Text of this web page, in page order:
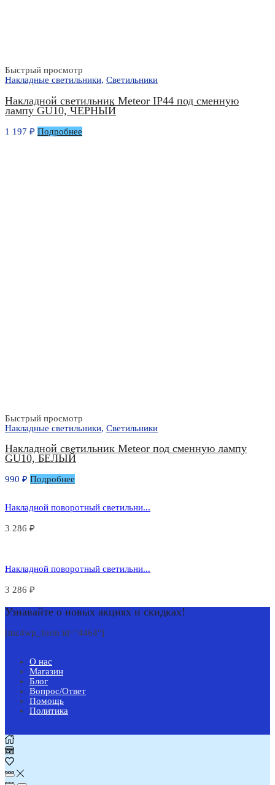
Быстрый просмотр
Накладные светильники, Светильники
Накладной светильник Meteor IP44 под сменную
лампу GU10, ЧЕРНЫЙ
1 197 ₽ Подробнее
Быстрый просмотр
Накладные светильники, Светильники
Накладной светильник Meteor под сменную лампу
GU10, БЕЛЫЙ
990 ₽ Подробнее
Накладной поворотный светильни...
3 286 ₽
Накладной поворотный светильни...
3 286 ₽
Узнавайте о новых акциях и скидках!
[mc4wp_form id="4464"]
О нас
Магазин
Блог
Вопрос/Ответ
Помощь
Политика